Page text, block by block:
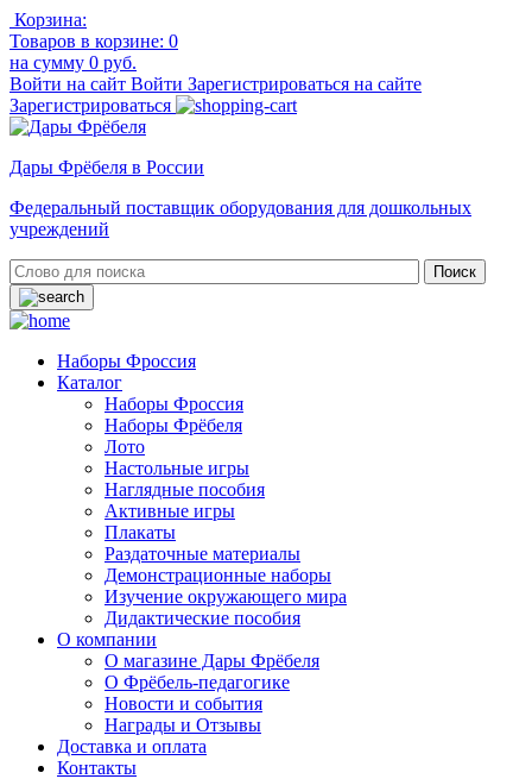
Корзина:
Товаров в корзине: 0
на сумму 0 руб.
Войти на сайт Войти Зарегистрироваться на сайте
Зарегистрироваться
Дары Фрёбеля в России
Федеральный поставщик оборудования для дошкольных
учреждений
Наборы Фроссия
Каталог
Наборы Фроссия
Наборы Фрёбеля
Лото
Настольные игры
Наглядные пособия
Активные игры
Плакаты
Раздаточные материалы
Демонстрационные наборы
Изучение окружающего мира
Дидактические пособия
О компании
О магазине Дары Фрёбеля
О Фрёбель-педагогике
Новости и события
Награды и Отзывы
Доставка и оплата
Контакты